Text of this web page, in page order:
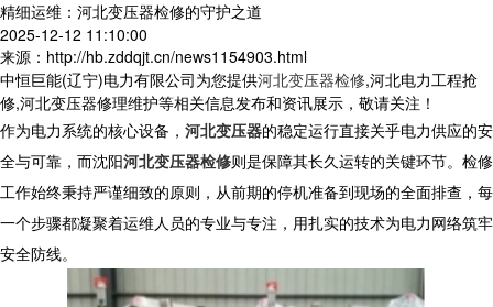
精细运维：河北变压器检修的守护之道
2025-12-12 11:10:00
来源：http://hb.zddqjt.cn/news1154903.html
中恒巨能(辽宁)电力有限公司为您提供河北变压器检修,河北电力工程抢
修,河北变压器修理维护等相关信息发布和资讯展示，敬请关注！
作为电力系统的核心设备， 河北变压器的稳定运行直接关乎电力供应的安
全与可靠，而沈阳河北变压器检修则是保障其长久运转的关键环节。检修
工作始终秉持严谨细致的原则，从前期的停机准备到现场的全面排查，每
一个步骤都凝聚着运维人员的专业与专注，用扎实的技术为电力网络筑牢
安全防线。